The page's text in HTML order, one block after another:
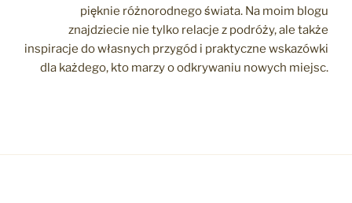
pięknie różnorodnego świata. Na moim blogu
znajdziecie nie tylko relacje z podróży, ale także
inspiracje do własnych przygód i praktyczne wskazówki
dla każdego, kto marzy o odkrywaniu nowych miejsc.